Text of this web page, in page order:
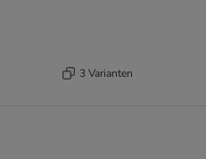
3 Varianten